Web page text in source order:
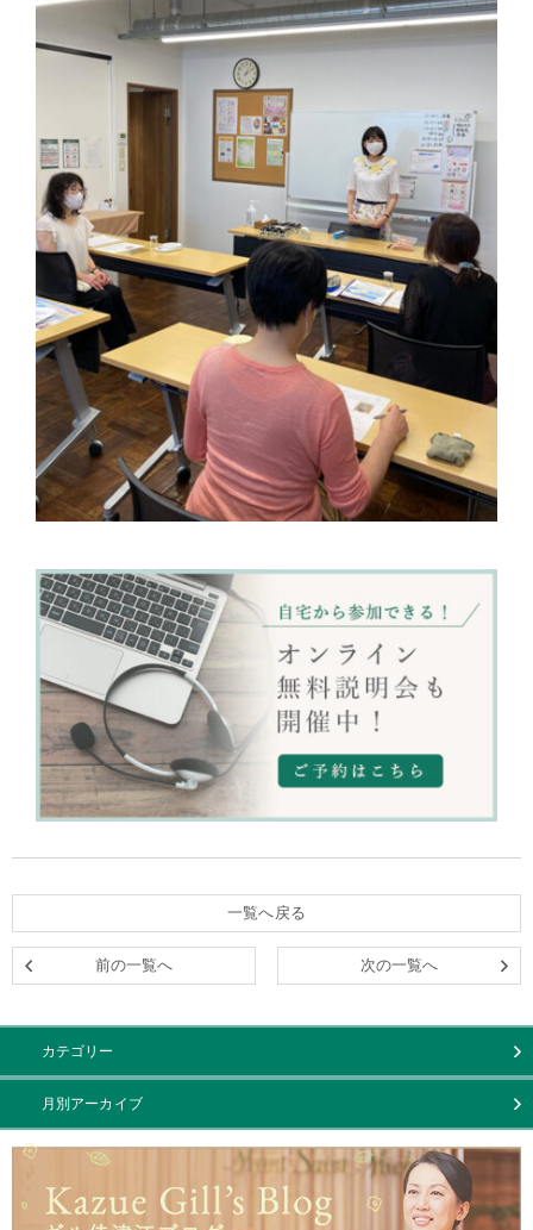
前の一覧へ 次の一覧へ
一覧へ戻る
カテゴリー
月別アーカイブ